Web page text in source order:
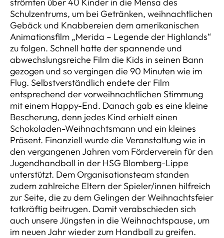
Schulzentrums, um bei Getränken, weihnachtlichen
Gebäck und Knabbereien dem amerikanischen
Animationsfilm „Merida – Legende der Highlands“
zu folgen. Schnell hatte der spannende und
abwechslungsreiche Film die Kids in seinen Bann
gezogen und so vergingen die 90 Minuten wie im
Flug. Selbstverständlich endete der Film
entsprechend der vorweihnachtlichen Stimmung
mit einem Happy-End. Danach gab es eine kleine
Bescherung, denn jedes Kind erhielt einen
Schokoladen-Weihnachtsmann und ein kleines
Präsent. Finanziell wurde die Veranstaltung wie in
den vergangenen Jahren vom Förderverein für den
Jugendhandball in der HSG Blomberg-Lippe
unterstützt. Dem Organisationsteam standen
zudem zahlreiche Eltern der Spieler/innen hilfreich
zur Seite, die zu dem Gelingen der Weihnachtsfeier
tatkräftig beitrugen. Damit verabschieden sich
auch unsere Jüngsten in die Weihnachtspause, um
im neuen Jahr wieder zum Handball zu greifen.